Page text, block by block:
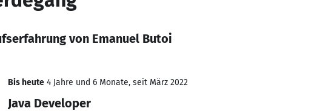
von Emanuel Butoi
Bis heute 4 Jahre und 6 Monate, seit März 2022
Java Developer